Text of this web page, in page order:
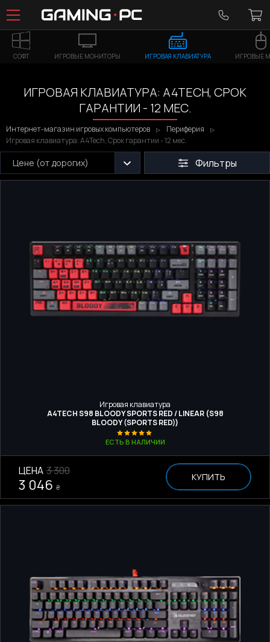
СОФТ ИГРОВЫЕ МОНИТОРЫ ИГРОВАЯ КЛАВИАТУРА ИГРОВЫЕ
ИГРОВАЯ КЛАВИАТУРА: A4TECH, СРОК
ГАРАНТИИ - 12 МЕС.
Интернет-магазин игровых компьютеров
Периферия
Игровая клавиатура: A4Tech, Срок гарантии - 12 мес.
Цене (от дорогих) Фильтры
Игровая клавиатура
A4TECH S98 BLOODY SPORTS RED / LINEAR (S98
BLOODY (SPORTS RED))
ЕСТЬ В НАЛИЧИИ
ЦЕНА 3 300
3 046 ₴
КУПИТЬ